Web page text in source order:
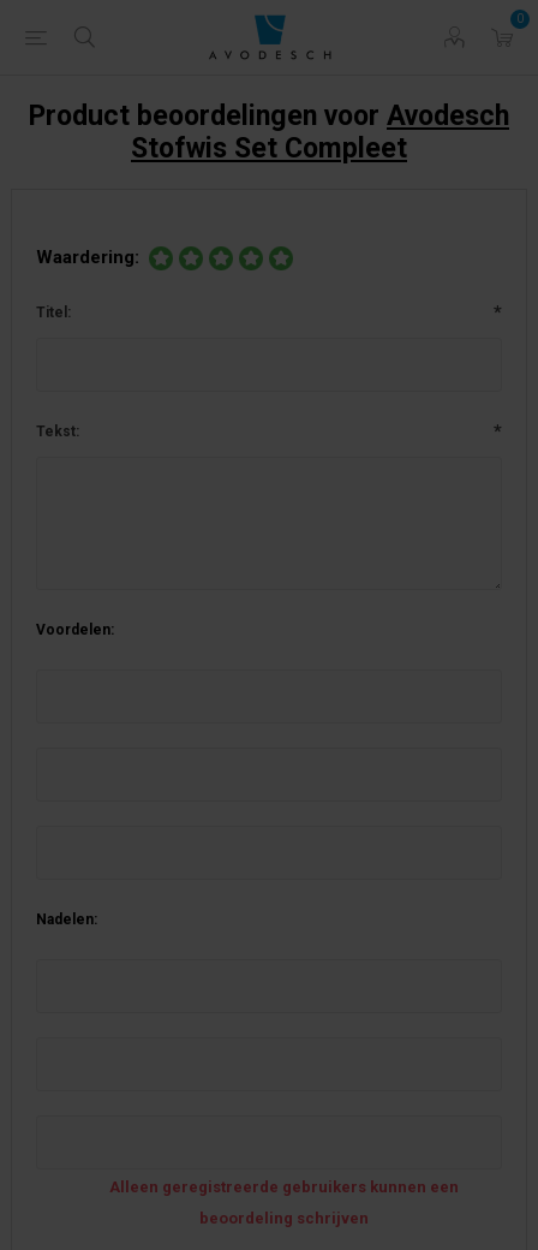
0
Product beoordelingen voor Avodesch
Stofwis Set Compleet
Waardering:
Titel: *
Tekst: *
Voordelen:
Nadelen:
Alleen geregistreerde gebruikers kunnen een
beoordeling schrijven